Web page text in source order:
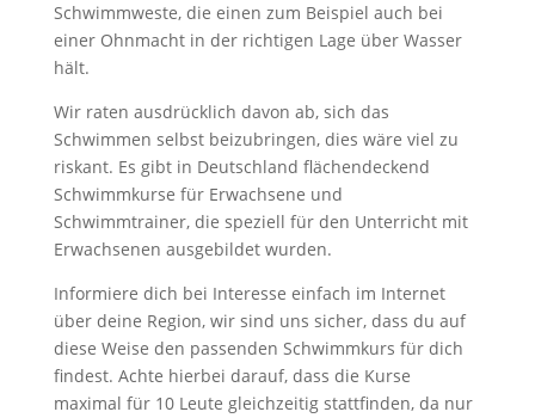
Schwimmweste, die einen zum Beispiel auch bei
einer Ohnmacht in der richtigen Lage über Wasser
hält.
Wir raten ausdrücklich davon ab, sich das
Schwimmen selbst beizubringen, dies wäre viel zu
riskant. Es gibt in Deutschland flächendeckend
Schwimmkurse für Erwachsene und
Schwimmtrainer, die speziell für den Unterricht mit
Erwachsenen ausgebildet wurden.
Informiere dich bei Interesse einfach im Internet
über deine Region, wir sind uns sicher, dass du auf
diese Weise den passenden Schwimmkurs für dich
findest. Achte hierbei darauf, dass die Kurse
maximal für 10 Leute gleichzeitig stattfinden, da nur